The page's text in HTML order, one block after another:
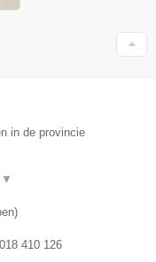
in de provincie
▼
)
410 126